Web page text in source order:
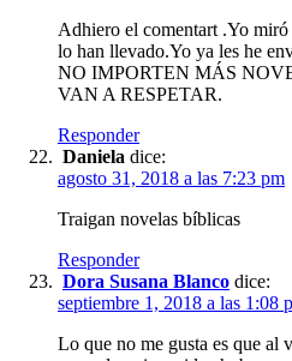
Adhiero el comentart .Yo
lo han llevado.Yo ya les he
NO IMPORTEN MÁS
VAN A RESPETAR.
Responder
Daniela dice:
agosto 31, 2018 a las 7:23 pm
Traigan novelas bíblicas
Responder
Dora Susana Blanco dice:
septiembre 1, 2018 a las 1:08
Lo que no me gusta es que al